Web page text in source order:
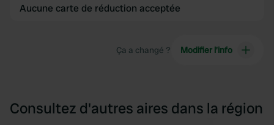
Aucune carte de réduction acceptée
Ça a changé ? Modifier l’info
Consultez d'autres aires dans la région